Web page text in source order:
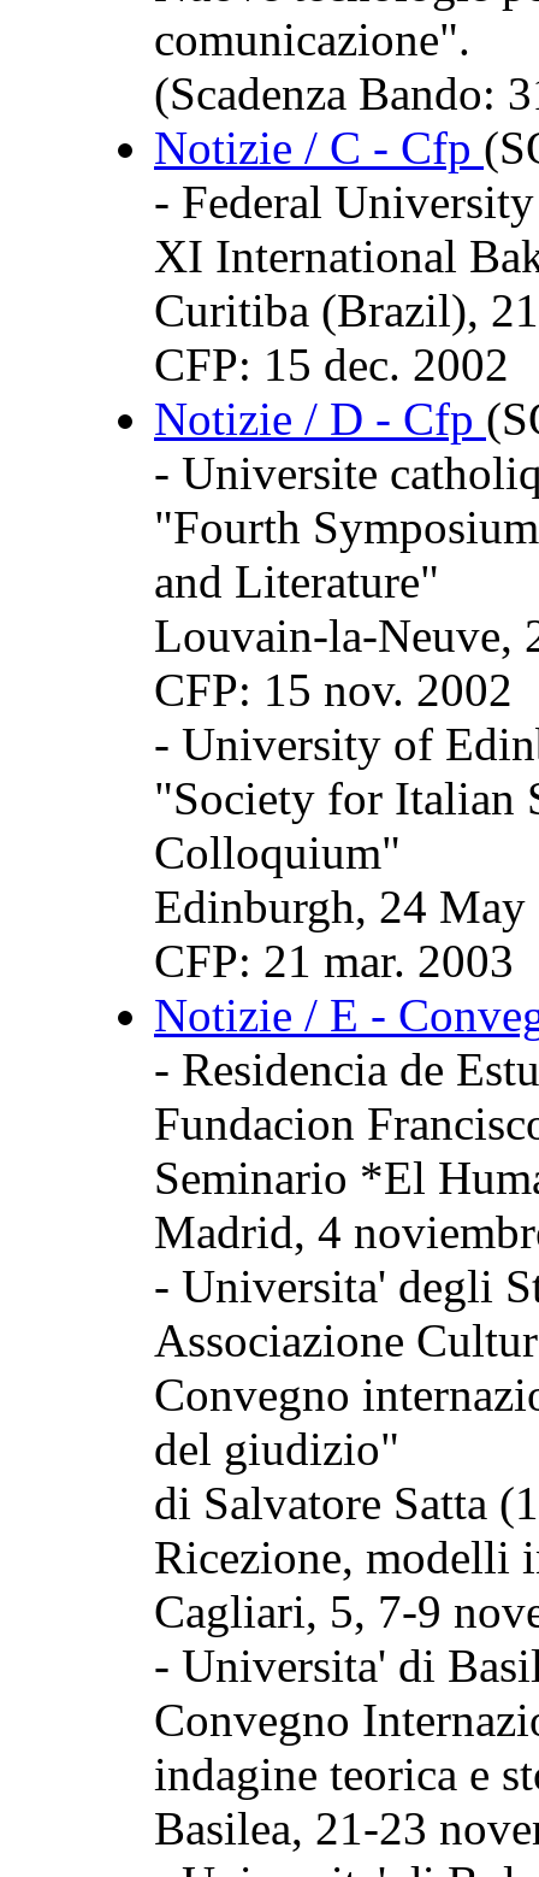
comunicazione".
(Scadenza Bando:
Notizie / C - Cfp
- Federal
XI International
Curitiba (Brazil),
CFP: 15 dec. 2002
Notizie / D - Cfp
- Universite
"Fourth
and Literature"
Louvain-la-Neuve,
CFP: 15 nov. 2002
- University of
"Society for Italian
Colloquium"
Edinburgh, 24 May
CFP: 21 mar. 2003
Notizie / E -
- Residencia de
Fundacion
Seminario *El
Madrid, 4
- Universita' degli
Associazione
Convegno
del giudizio"
di Salvatore Satta
Ricezione, modelli
Cagliari, 5, 7-9
- Universita' di
Convegno
indagine teorica e
Basilea, 21-23